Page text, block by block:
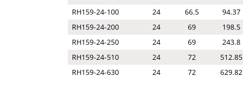
RH159-24-100
24 66.5 94.37
RH159-24-200
24 69 198.5
RH159-24-250
24 69 243.8
RH159-24-510
24 72 512.85
RH159-24-630
24 72 629.82